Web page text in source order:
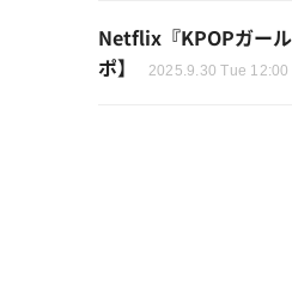
Netflix『KPOPガー
ポ】
2025.9.30 Tue 12:00